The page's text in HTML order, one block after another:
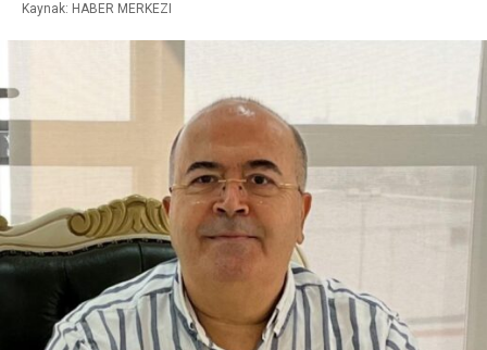
Kaynak: HABER MERKEZI